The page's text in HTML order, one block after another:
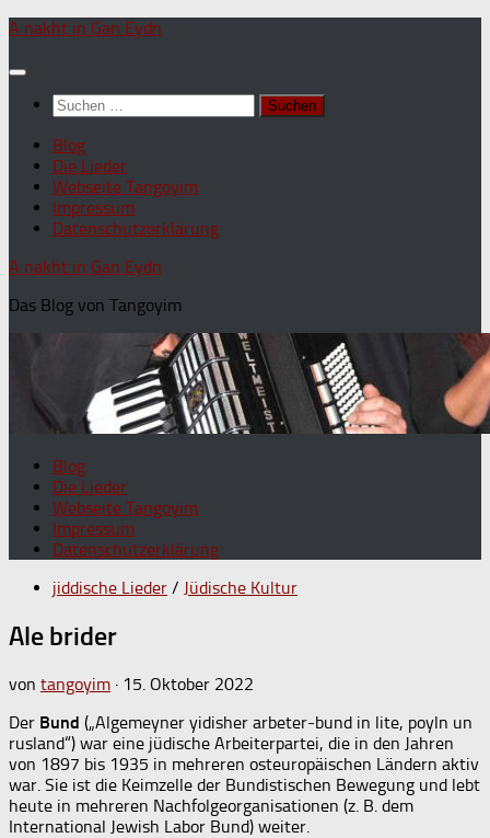
A nakht in Gan Eydn
Suchen
nach:
Blog
Die Lieder
Webseite Tangoyim
Impressum
Datenschutzerklärung
A nakht in Gan Eydn
Das Blog von Tangoyim
Blog
Die Lieder
Webseite Tangoyim
Impressum
Datenschutzerklärung
jiddische Lieder / Jüdische Kultur
Ale brider
von tangoyim · 15. Oktober 2022
Der Bund („Algemeyner yidisher arbeter-bund in lite, poyln un
rusland“) war eine jüdische Arbeiterpartei, die in den Jahren
von 1897 bis 1935 in mehreren osteuropäischen Ländern aktiv
war. Sie ist die Keimzelle der Bundistischen Bewegung und lebt
heute in mehreren Nachfolgeorganisationen (z. B. dem
International Jewish Labor Bund) weiter.